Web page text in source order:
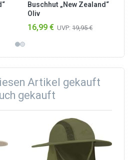
Buschhut „New Zealand“
Oliv
16,99 € UVP: 19,95 €
Artikel gekauft
gekauft